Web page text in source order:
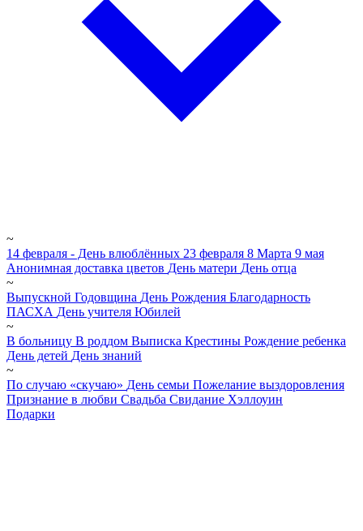
~
14 февраля - День влюблённых 23 февраля 8 Марта 9 мая
Анонимная доставка цветов День матери День отца
~
Выпускной Годовщина День Рождения Благодарность
ПАСХА День учителя Юбилей
~
В больницу В роддом Выписка Крестины Рождение ребенка
День детей День знаний
~
По случаю «скучаю» День семьи Пожелание выздоровления
Признание в любви Свадьба Свидание Хэллоуин
Подарки